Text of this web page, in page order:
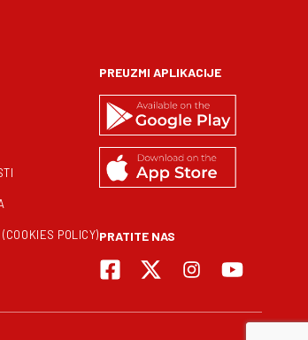
POLICY)
PREUZMI APLIKACIJE
PRATITE NAS